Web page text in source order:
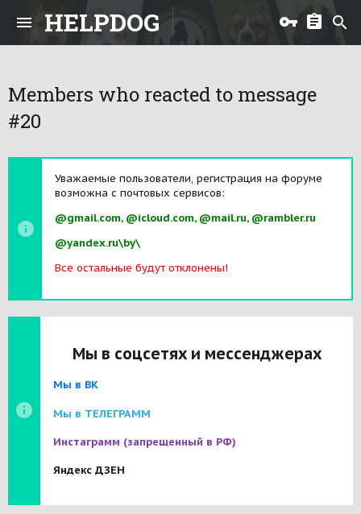
HELPDOG
Members who reacted to message
#20
Уважаемые пользователи, регистрация на форуме
возможна с почтовых сервисов:
@gmail.com, @icloud.com, @mail.ru, @rambler.ru
@yandex.ru\by\
Все остальные будут отклонены!
Мы в соцсетях и мессенджерах
Мы в ВК
Мы в ТЕЛЕГРАММ
Инстаграмм (запрещенный в РФ)
Яндекс ДЗЕН